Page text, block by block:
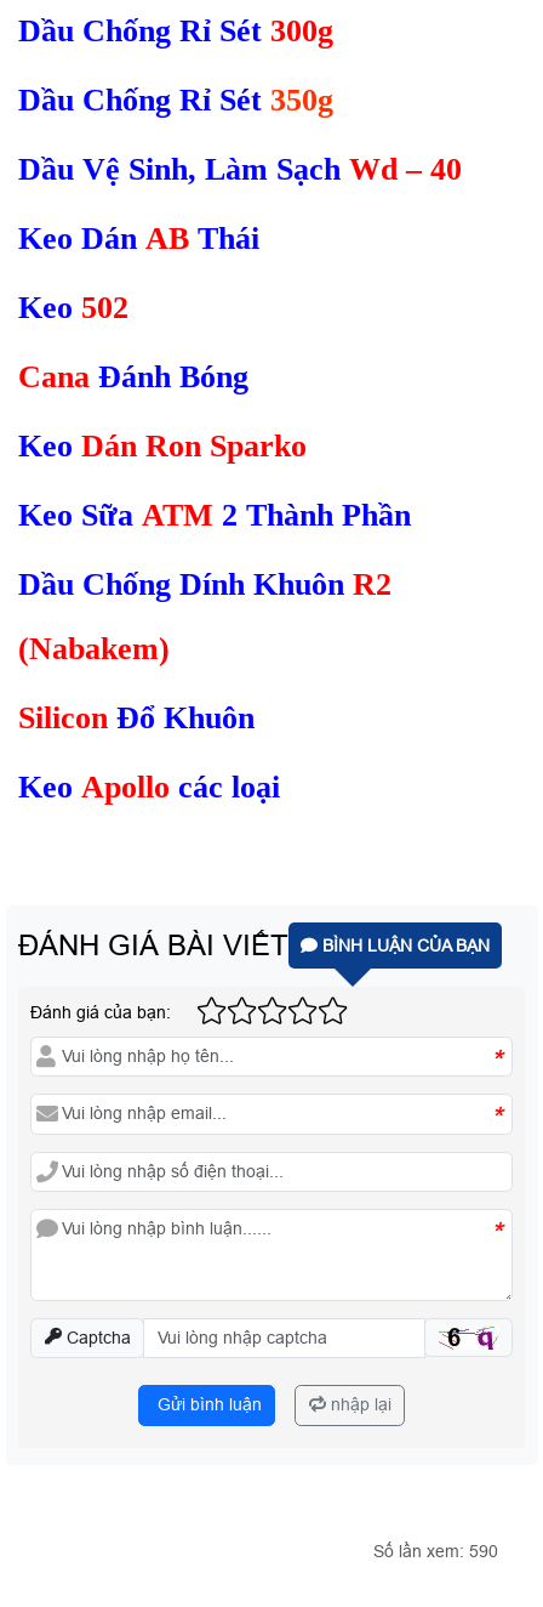
Dầu Chống Rỉ Sét 300g
Dầu Chống Rỉ Sét 350g
Dầu Vệ Sinh, Làm Sạch Wd – 40
Keo Dán AB Thái
Keo 502
Cana Đánh Bóng
Keo Dán Ron Sparko
Keo Sữa ATM 2 Thành Phần
Dầu Chống Dính Khuôn R2
(Nabakem)
Silicon Đổ Khuôn
Keo Apollo các loại
ĐÁNH GIÁ BÀI VIẾT BÌNH LUẬN CỦA BẠN
Đánh giá của bạn:
*
*
*
Captcha
Gửi bình luận nhập lại
Số lần xem: 590